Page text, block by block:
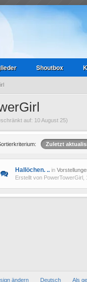
Shoutbox
auf: 10 August 25)
Zuletzt
Hallöchen. .. in
Erstellt von PowerTowerGirl
ändern Deutsch
Als